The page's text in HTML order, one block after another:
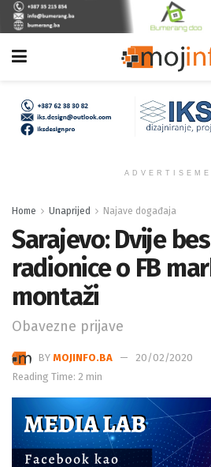
Home Unaprijed Najave događaja
Sarajevo: Dvije
radionice o FB
montaži
Obavezne prijave
BY MOJINFO.BA
20/02/2020
Reading Time: 2 min